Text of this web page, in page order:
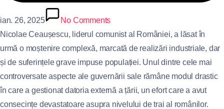
ian. 26, 2025
No Comments
Nicolae Ceaușescu, liderul comunist al României, a lăsat în
urmă o moștenire complexă, marcată de realizări industriale, dar
și de suferințele grave impuse populației. Unul dintre cele mai
controversate aspecte ale guvernării sale rămâne modul drastic
în care a gestionat datoria externă a țării, un efort care a avut
consecințe devastatoare asupra nivelului de trai al românilor.